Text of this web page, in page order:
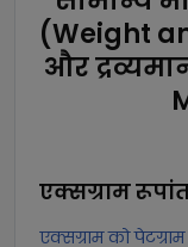
(Weight
और
एक्सग्राम
एक्सग्राम को